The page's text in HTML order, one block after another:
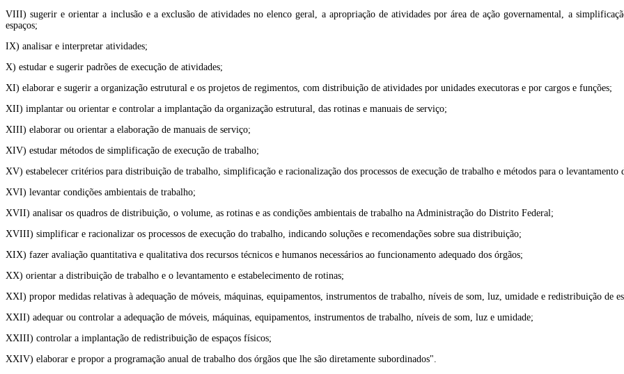
VIII) sugerir e orientar a inclusão e a exclusão de atividades no elenco geral, a apropriação de atividades por área de ação governamental, a
espaços;
IX) analisar e interpretar atividades;
X) estudar e sugerir padrões de execução de atividades;
XI) elaborar e sugerir a organização estrutural e os projetos de regimentos, com distribuição de atividades por unidades executoras e por cargos e funções;
XII) implantar ou orientar e controlar a implantação da organização estrutural, das rotinas e manuais de serviço;
XIII) elaborar ou orientar a elaboração de manuais de serviço;
XIV) estudar métodos de simplificação de execução de trabalho;
XV) estabelecer critérios para distribuição de trabalho, simplificação e racionalização dos processos de execução de trabalho e métodos para o levantamento
XVI) levantar condições ambientais de trabalho;
XVII) analisar os quadros de distribuição, o volume, as rotinas e as condições ambientais de trabalho na Administração do Distrito Federal;
XVIII) simplificar e racionalizar os processos de execução do trabalho, indicando soluções e recomendações sobre sua distribuição;
XIX) fazer avaliação quantitativa e qualitativa dos recursos técnicos e humanos necessários ao funcionamento adequado dos órgãos;
XX) orientar a distribuição de trabalho e o levantamento e estabelecimento de rotinas;
XXI) propor medidas relativas à adequação de móveis, máquinas, equipamentos, instrumentos de trabalho, níveis de som, luz, umidade e redistribuição de
XXII) adequar ou controlar a adequação de móveis, máquinas, equipamentos, instrumentos de trabalho, níveis de som, luz e umidade;
XXIII) controlar a implantação de redistribuição de espaços físicos;
XXIV) elaborar e propor a programação anual de trabalho dos órgãos que lhe são diretamente subordinados".